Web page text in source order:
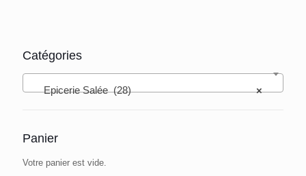
Catégories
×
Epicerie Salée (28)
Panier
Votre panier est vide.